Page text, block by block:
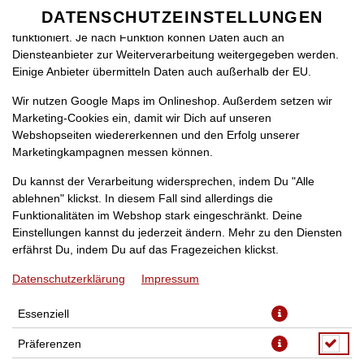
DE
SPRACHE ÄNDERN
104 CRISPY SALAT
DATENSCHUTZEINSTELLUNGEN
benötigt, damit bei Deinem Besuch unseres Webshops auch alles
funktioniert. Je nach Funktion können Daten auch an
Diensteanbieter zur Weiterverarbeitung weitergegeben werden.
Einige Anbieter übermitteln Daten auch außerhalb der EU.
Wir nutzen Google Maps im Onlineshop. Außerdem setzen wir
Marketing-Cookies ein, damit wir Dich auf unseren
Webshopseiten wiedererkennen und den Erfolg unserer
Marketingkampagnen messen können.
Du kannst der Verarbeitung widersprechen, indem Du "Alle
ablehnen" klickst. In diesem Fall sind allerdings die
Funktionalitäten im Webshop stark eingeschränkt. Deine
Einstellungen kannst du jederzeit ändern. Mehr zu den Diensten
erfährst Du, indem Du auf das Fragezeichen klickst.
Datenschutzerklärung Impressum
Essenziell
Präferenzen